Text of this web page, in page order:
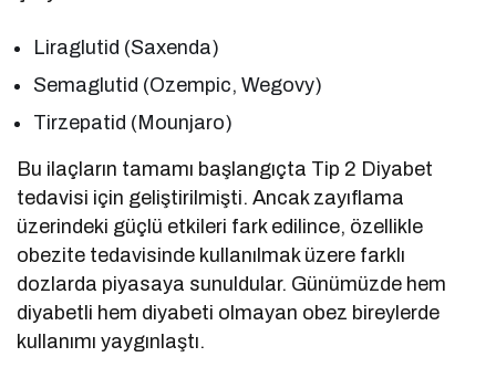
Liraglutid (Saxenda)
Semaglutid (Ozempic, Wegovy)
Tirzepatid (Mounjaro)
Bu ilaçların tamamı başlangıçta Tip 2 Diyabet
tedavisi için geliştirilmişti. Ancak zayıflama
üzerindeki güçlü etkileri fark edilince, özellikle
obezite tedavisinde kullanılmak üzere farklı
dozlarda piyasaya sunuldular. Günümüzde hem
diyabetli hem diyabeti olmayan obez bireylerde
kullanımı yaygınlaştı.